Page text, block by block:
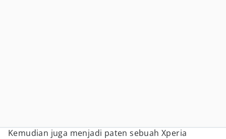
Kemudian juga menjadi paten sebuah Xperia